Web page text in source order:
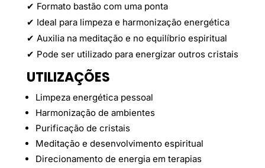
✔ Formato bastão com uma ponta
✔ Ideal para limpeza e harmonização energética
✔ Auxilia na meditação e no equilíbrio espiritual
✔ Pode ser utilizado para energizar outros cristais
UTILIZAÇÕES
Limpeza energética pessoal
Harmonização de ambientes
Purificação de cristais
Meditação e desenvolvimento espiritual
Direcionamento de energia em terapias